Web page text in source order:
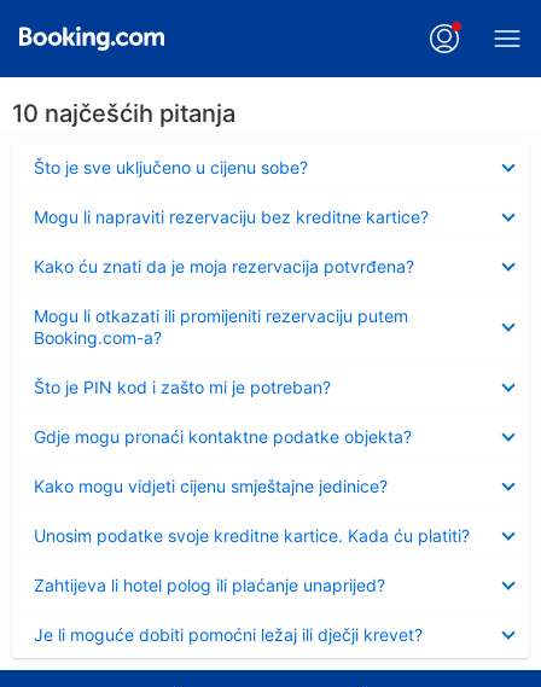
10 najčešćih pitanja
Što je sve uključeno u cijenu sobe?
Sažeto
Mogu li napraviti rezervaciju bez kreditne kartice?
Kako ću znati da je moja rezervacija potvrđena?
Mogu li otkazati ili promijeniti rezervaciju putem
Booking.com-a?
Što je PIN kod i zašto mi je potreban?
Sažeto
Gdje mogu pronaći kontaktne podatke objekta?
Kako mogu vidjeti cijenu smještajne jedinice?
Unosim podatke svoje kreditne kartice. Kada ću platiti?
Zahtijeva li hotel polog ili plaćanje unaprijed?
Je li moguće dobiti pomoćni ležaj ili dječji krevet?